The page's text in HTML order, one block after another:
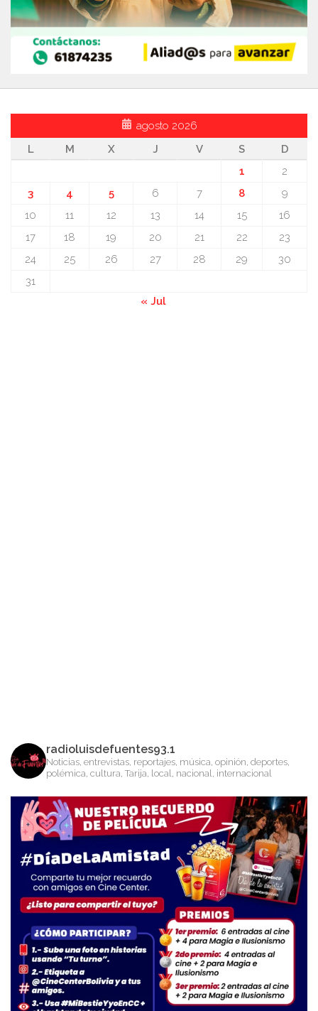
agosto 2026
L
M X J V S
D
1
2
3
4 5 6 7 8
9
10
11 12 13 14 15
16
17
18 19 20 21 22
23
24
25 26 27 28 29
30
31
« Jul
radioluisdefuentes93.1
Noticias, entrevistas, reportajes, música, opinión, deportes,
polémica, cultura, Tarija, local, nacional, internacional